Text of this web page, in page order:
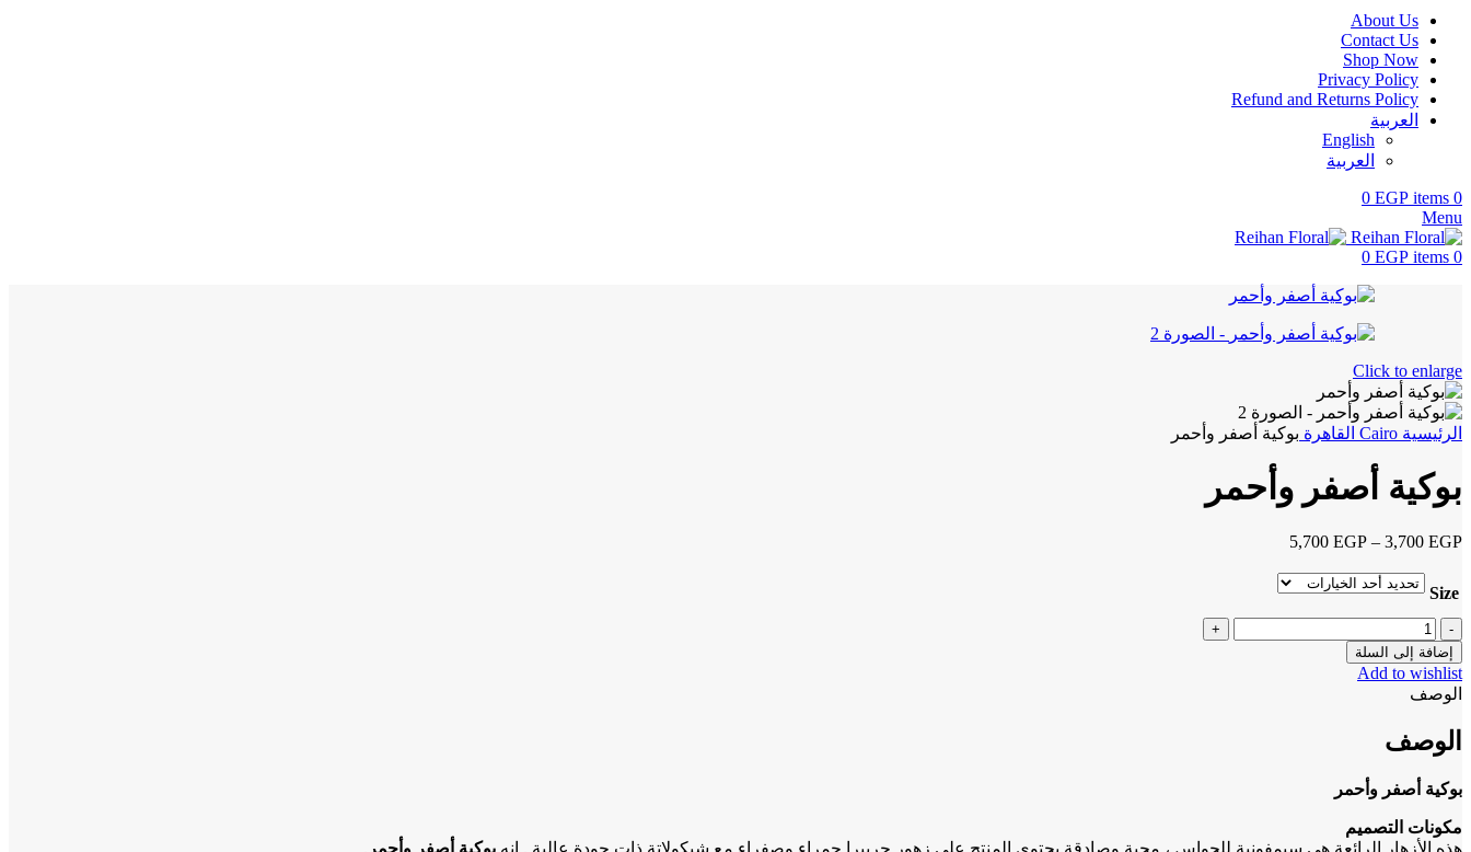
About Us
Contact Us
Shop Now
Privacy Policy
Refund and Returns Policy
العربية
English
العربية
0
items
0 EGP
Menu
0
items
0 EGP
Click to enlarge
الرئيسية Cairo القاهرة بوكية أصفر وأحمر
بوكية أصفر وأحمر
3,700 EGP
–
5,700 EGP
Size
إضافة إلى السلة
Add to wishlist
الوصف
الوصف
بوكية أصفر وأحمر
مكونات التصميم
هذه الأزهار الرائعة هي سيمفونية للحواس ، محبة وصادقة.يحتوى المنتج على زهور جربيرا حمراء وصفراء مع شيكولاتة ذات جودة عالية . انه بوكية أصفر وأحمر .